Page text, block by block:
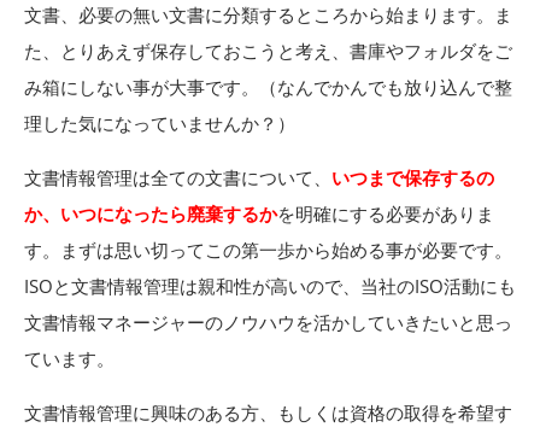
文書、必要の無い文書に分類するところから始まります。ま
た、とりあえず保存しておこうと考え、書庫やフォルダをご
み箱にしない事が大事です。（なんでかんでも放り込んで整
理した気になっていませんか？）
文書情報管理は全ての文書について、 いつまで保存するの
か、いつになったら廃棄するかを明確にする必要がありま
す。
まずは思い切ってこの第一歩から始める事が必要です。
ISOと文書情報管理は親和性が高いので、当社のISO活動にも
文書情報マネージャーのノウハウを活かしていきたいと思っ
ています。
文書情報管理に興味のある方、もしくは資格の取得を希望す